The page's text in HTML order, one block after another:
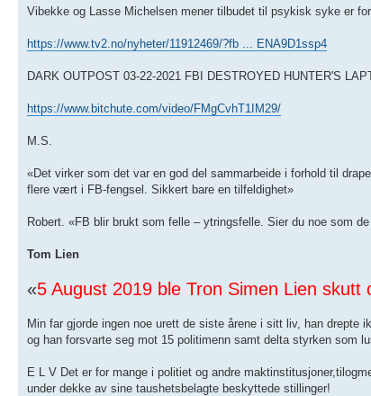
Vibekke og Lasse Michelsen mener tilbudet til psykisk syke er
https://www.tv2.no/nyheter/11912469/?fb ... ENA9D1ssp4
DARK OUTPOST 03-22-2021 FBI DESTROYED HUNTER'S
https://www.bitchute.com/video/FMgCvhT1IM29/
M.S.
«Det virker som det var en god del sammarbeide i forhold til
flere vært i FB-fengsel. Sikkert bare en tilfeldighet»
Robert. «FB blir brukt som felle – ytringsfelle. Sier du noe som
Tom Lien
«5 August 2019 ble Tron Simen Lien
Min far gjorde ingen noe urett de siste årene i sitt liv, han
og han forsvarte seg mot 15 politimenn samt delta styrken som
E L V Det er for mange i politiet og andre
under dekke av sine taushetsbelagte beskyttede stillinger!